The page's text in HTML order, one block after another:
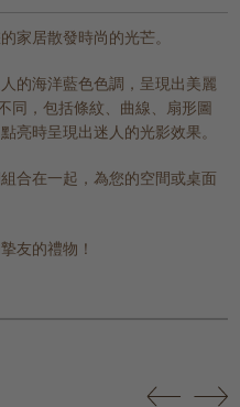
家居散發時尚的光芒。
的海洋藍色色調，呈現出美麗
同，包括條紋、曲線、扇形圖
亮時呈現出迷人的光影效果。
合在一起，為您的空間或桌面
友的禮物！